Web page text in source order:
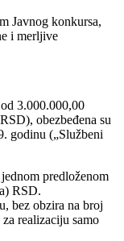
Javnog konkursa,
i merljive
3.000.000,00
obezbeđena su
godinu („Službeni
predloženom
RSD.
bez obzira na broj
realizaciju samo